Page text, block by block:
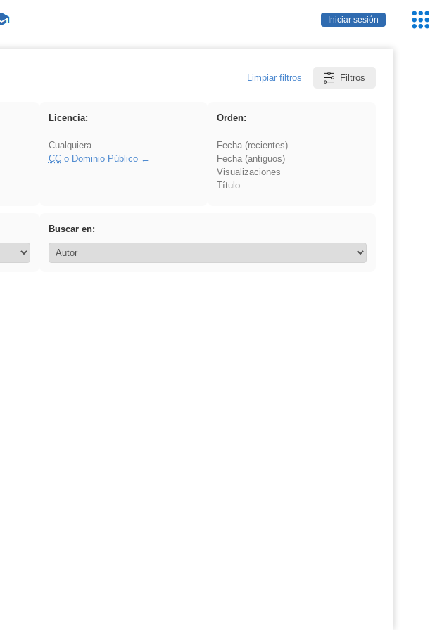
Iniciar sesión
Limpiar filtros Filtros
Licencia:
Cualquiera
CCo Dominio Público
Orden:
Fecha (recientes)
Fecha (antiguos)
Visualizaciones
Título
Buscar en: